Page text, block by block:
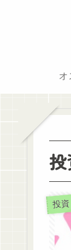
オ
投資